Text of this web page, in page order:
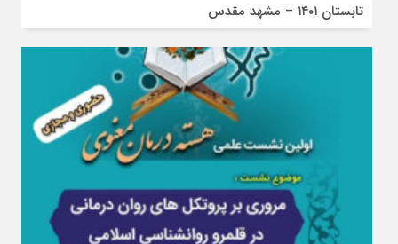
تابستان ۱۴۰۱ – مشهد مقدس